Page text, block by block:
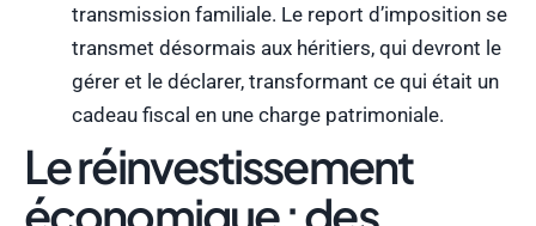
transmission familiale. Le report d’imposition se
transmet désormais aux héritiers, qui devront le
gérer et le déclarer, transformant ce qui était un
cadeau fiscal en une charge patrimoniale.
Le réinvestissement
économique : des